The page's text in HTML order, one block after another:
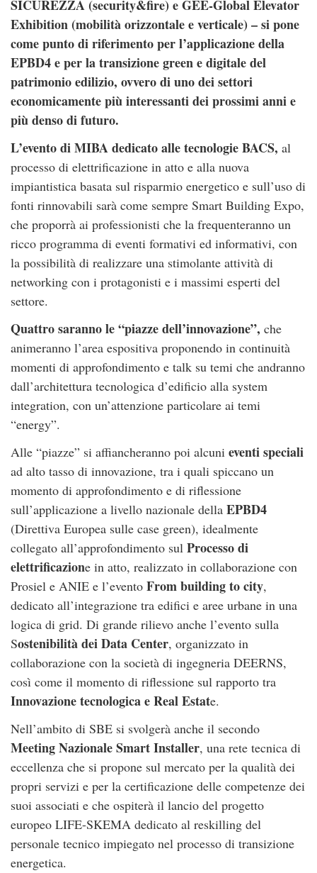
SICUREZZA (security&fire) e GEE-Global Elevator
Exhibition (mobilità orizzontale e verticale) – si pone
come punto di riferimento per l’applicazione della
EPBD4 e per la transizione green e digitale del
patrimonio edilizio, ovvero di uno dei settori
economicamente più interessanti dei prossimi anni e
più denso di futuro.
L’evento di MIBA dedicato alle tecnologie BACS, al
processo di elettrificazione in atto e alla nuova
impiantistica basata sul risparmio energetico e sull’uso di
fonti rinnovabili sarà come sempre Smart Building Expo,
che proporrà ai professionisti che la frequenteranno un
ricco programma di eventi formativi ed informativi, con
la possibilità di realizzare una stimolante attività di
networking con i protagonisti e i massimi esperti del
settore.
Quattro saranno le “piazze dell’innovazione”, che
animeranno l’area espositiva proponendo in continuità
momenti di approfondimento e talk su temi che andranno
dall’architettura tecnologica d’edificio alla system
integration, con un’attenzione particolare ai temi
“energy”.
Alle “piazze” si affiancheranno poi alcuni eventi speciali
ad alto tasso di innovazione, tra i quali spiccano un
momento di approfondimento e di riflessione
sull’applicazione a livello nazionale della EPBD4
(Direttiva Europea sulle case green), idealmente
collegato all’approfondimento sul Processo di
elettrificazione in atto, realizzato in collaborazione con
Prosiel e ANIE e l’evento From building to city,
dedicato all’integrazione tra edifici e aree urbane in una
logica di grid. Di grande rilievo anche l’evento sulla
Sostenibilità dei Data Center, organizzato in
collaborazione con la società di ingegneria DEERNS,
così come il momento di riflessione sul rapporto tra
Innovazione tecnologica e Real Estate.
Nell’ambito di SBE si svolgerà anche il secondo
Meeting Nazionale Smart Installer, una rete tecnica di
eccellenza che si propone sul mercato per la qualità dei
propri servizi e per la certificazione delle competenze dei
suoi associati e che ospiterà il lancio del progetto
europeo LIFE-SKEMA dedicato al reskilling del
personale tecnico impiegato nel processo di transizione
energetica.